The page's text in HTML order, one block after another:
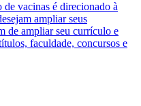
vacinas é direcionado à
ampliar seus
de ampliar seu currículo e
faculdade, concursos e